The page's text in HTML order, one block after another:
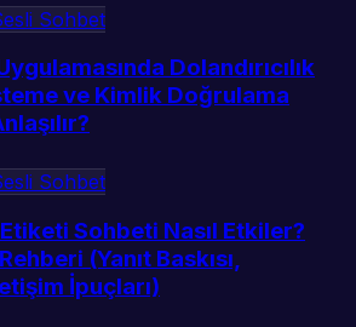
Sohbet
Dolandırıcılık
ve Kimlik Doğrulama
Sohbet
Sohbeti Nasıl Etkiler?
(Yanıt Baskısı,
İpuçları)